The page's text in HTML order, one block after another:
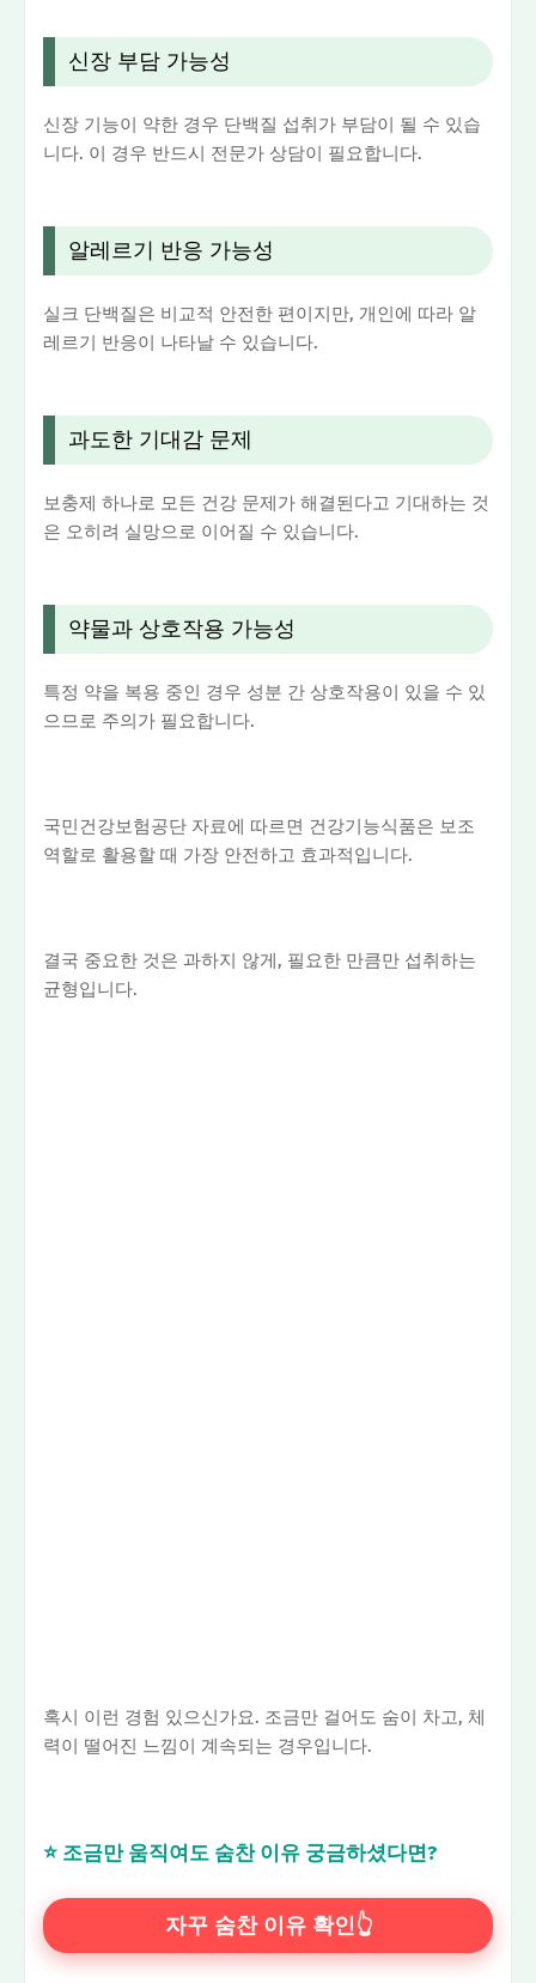
신장 부담 가능성
신장 기능이 약한 경우 단백질 섭취가 부담이 될 수 있습
니다. 이 경우 반드시 전문가 상담이 필요합니다.
알레르기 반응 가능성
실크 단백질은 비교적 안전한 편이지만, 개인에 따라 알
레르기 반응이 나타날 수 있습니다.
과도한 기대감 문제
보충제 하나로 모든 건강 문제가 해결된다고 기대하는 것
은 오히려 실망으로 이어질 수 있습니다.
약물과 상호작용 가능성
특정 약을 복용 중인 경우 성분 간 상호작용이 있을 수 있
으므로 주의가 필요합니다.
국민건강보험공단 자료에 따르면 건강기능식품은 보조
역할로 활용할 때 가장 안전하고 효과적입니다.
결국 중요한 것은 과하지 않게, 필요한 만큼만 섭취하는
균형입니다.
혹시 이런 경험 있으신가요. 조금만 걸어도 숨이 차고, 체
력이 떨어진 느낌이 계속되는 경우입니다.
⭐ 조금만 움직여도 숨찬 이유 궁금하셨다면?
자꾸 숨찬 이유 확인👆